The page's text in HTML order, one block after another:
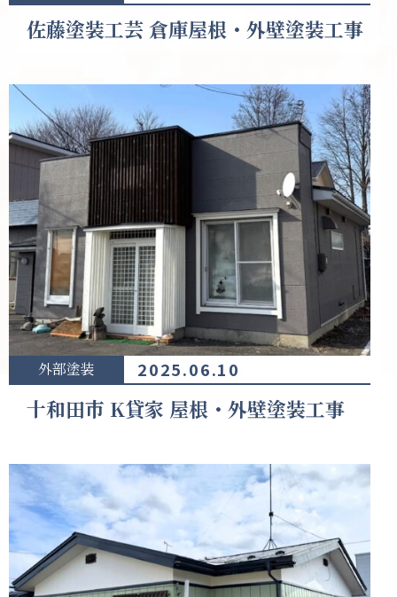
佐藤塗装工芸 倉庫屋根・外壁塗装工事
外部塗装 2025.06.10
十和田市 K貸家 屋根・外壁塗装工事